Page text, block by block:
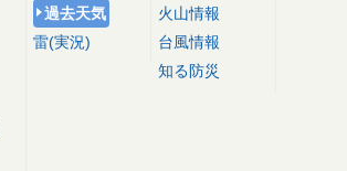
過去天気
雷(実況)
火山情報
台風情報
知る防災